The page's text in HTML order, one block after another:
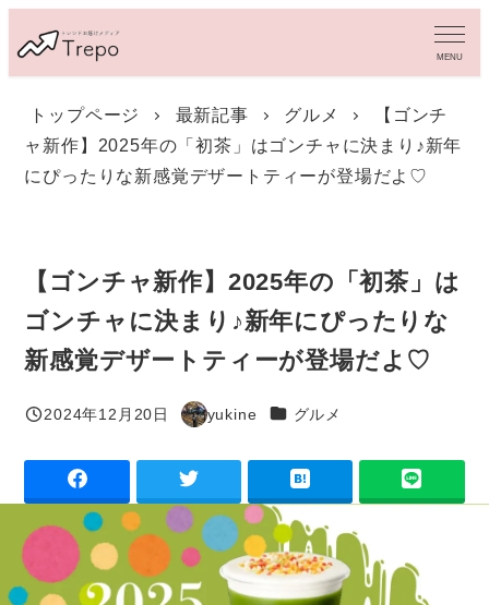
イ
MENU
トップページ 最新記事 グルメ
【ゴンチ
ャ新作】2025年の「初茶」はゴンチャに決まり♪新年
にぴったりな新感覚デザートティーが登場だよ♡
【ゴンチャ新作】2025年の「初茶」は
ゴンチャに決まり♪新年にぴったりな
新感覚デザートティーが登場だよ♡
投稿日
2024年12月20日
著
yukine カテゴリー
グルメ